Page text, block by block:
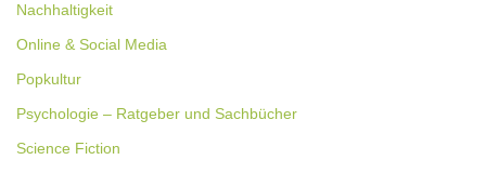
Nachhaltigkeit
Online & Social Media
Popkultur
Psychologie – Ratgeber und Sachbücher
Science Fiction